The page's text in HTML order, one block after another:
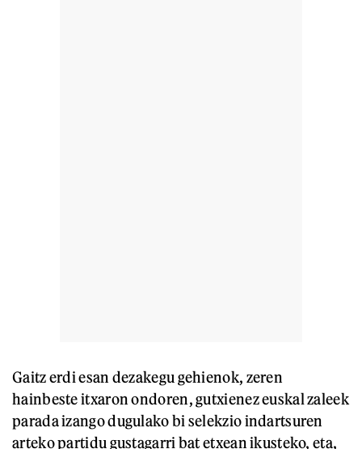
Gaitz erdi esan dezakegu gehienok, zeren
hainbeste itxaron ondoren, gutxienez euskal zaleek
parada izango dugulako bi selekzio indartsuren
arteko partidu gustagarri bat etxean ikusteko, eta,